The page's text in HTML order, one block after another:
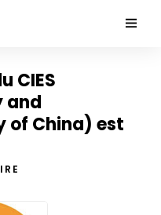
CIES
and
of China) est